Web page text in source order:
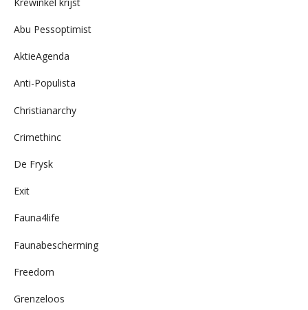
Abu Pessoptimist
AktieAgenda
Anti-Populista
Christianarchy
Crimethinc
De Frysk
Exit
Fauna4life
Faunabescherming
Freedom
Grenzeloos